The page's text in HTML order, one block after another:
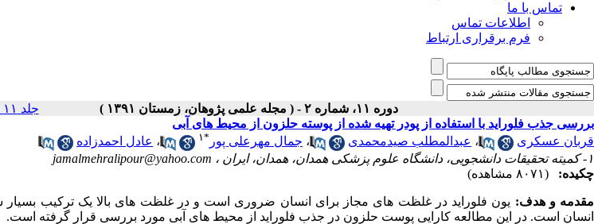
تماس با ما
اطلاعات تماس
فرم برقراری ارتباط
دوره ۱۱، شماره ۲ - ( مجله علمی پژوهان، زمستان ۱۳۹۱ ) جلد ۱۱ شماره ۲ صفحات ۴۷-۳۹
بررسی جذب فلوراید با استفاده از پودر تهیه شده از پوسته حلزون از محیط های آبی
قربان عسکری
، عبدالمطلب صیدمحمدی ، جمال مهرعلی پور *۱ ، عادل احمدزاده
۱- کمیته تحقیقات دانشجویی، دانشگاه علوم پزشکی همدان، همدان، ایران ،
jamalmehralipour@yahoo.com
چکیده:
(۸۰۷۱ مشاهده)
مقدمه و هدف: یون فلوراید در غلظت های مجاز برای انسان ضروری است و در غلظت های بالا یک ترکیب
انسان است. در این مطالعه کارایی پوست حلزون در جذب فلوراید از محیط های آبی مورد بررسی قرار گرفته است.